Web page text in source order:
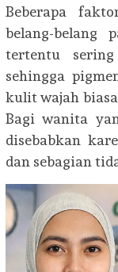
Beberapa
belang-
tertentu
sehingga
kulit wajah
Bagi wanita
disebabkan
dan sebagian